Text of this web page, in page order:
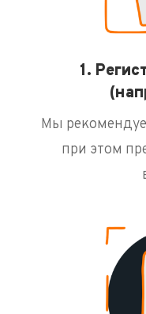
1.
Мы
при этом